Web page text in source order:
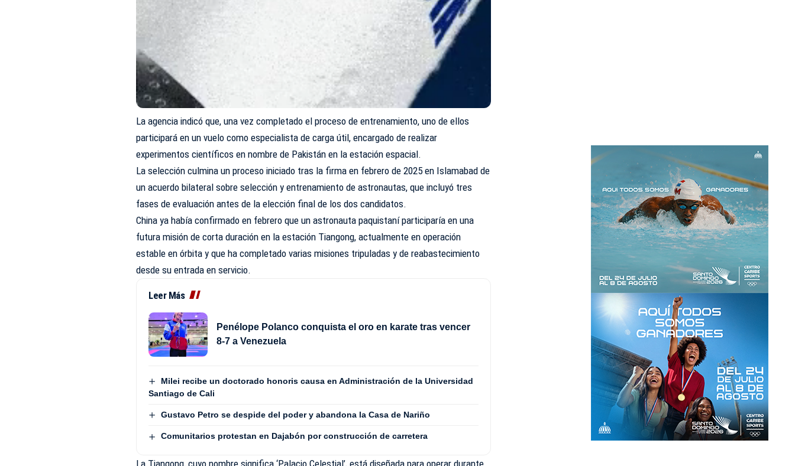
La agencia indicó que, una vez completado el proceso de entrenamiento, uno de ellos
participará en un vuelo como especialista de carga útil, encargado de realizar
experimentos científicos en nombre de Pakistán en la estación espacial.
La selección culmina un proceso iniciado tras la firma en febrero de 2025 en Islamabad de
un acuerdo bilateral sobre selección y entrenamiento de astronautas, que incluyó tres
fases de evaluación antes de la elección final de los dos candidatos.
China ya había confirmado en febrero que un astronauta paquistaní participaría en una
futura misión de corta duración en la estación Tiangong, actualmente en operación
estable en órbita y que ha completado varias misiones tripuladas y de reabastecimiento
desde su entrada en servicio.
Leer Más
Penélope Polanco conquista el oro en karate tras vencer
8-7 a Venezuela
Milei recibe un doctorado honoris causa en Administración de la Universidad
Santiago de Cali
Gustavo Petro se despide del poder y abandona la Casa de Nariño
Comunitarios protestan en Dajabón por construcción de carretera
La Tiangong, cuyo nombre significa ‘Palacio Celestial’, está diseñada para operar durante